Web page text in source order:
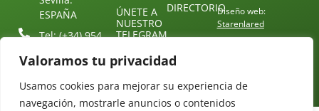
Valoramos tu privacidad
Usamos cookies para mejorar su experiencia de
navegación, mostrarle anuncios o contenidos
ESPAÑA
Tel: (+34) 954
redaccion@revistamercados.com
ÚNETE A
NUESTRO
TELEGRAM
CONTACTO
DIRECTORIODiseño web:
Starenlared